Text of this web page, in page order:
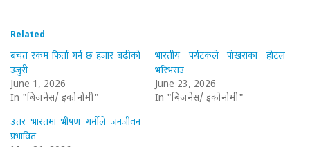
Related
बचत रकम फिर्ता गर्न छ हजार बढीको
उजुरी
June 1, 2026
In "बिजनेस/ इकोनोमी"
भारतीय पर्यटकले पोखराका होटल
भरिभराउ
June 23, 2026
In "बिजनेस/ इकोनोमी"
उत्तर भारतमा भीषण गर्मीले जनजीवन
प्रभावित